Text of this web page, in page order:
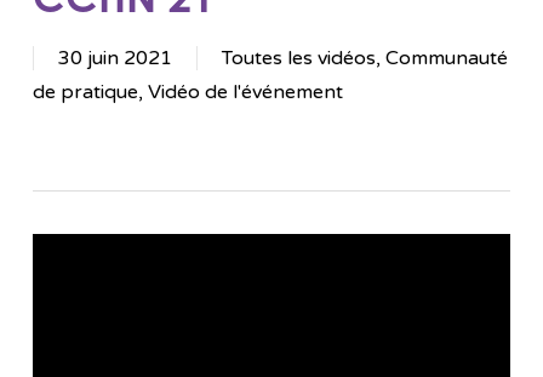
30 juin 2021 Toutes les vidéos, Communauté
de pratique, Vidéo de l'événement